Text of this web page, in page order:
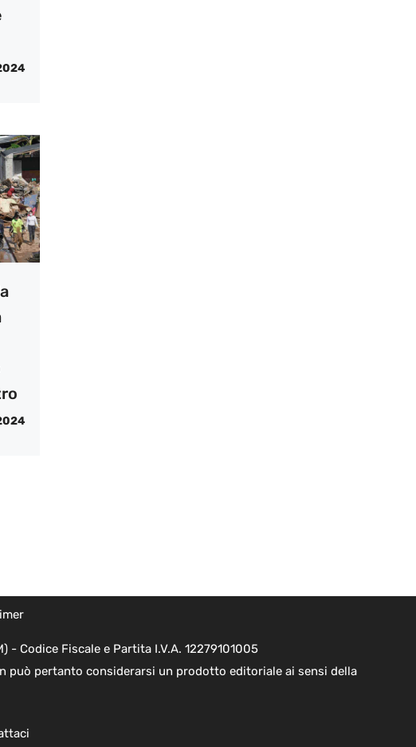
- Codice Fiscale e Partita I.V.A. 12279101005
può pertanto considerarsi un prodotto editoriale ai sensi della